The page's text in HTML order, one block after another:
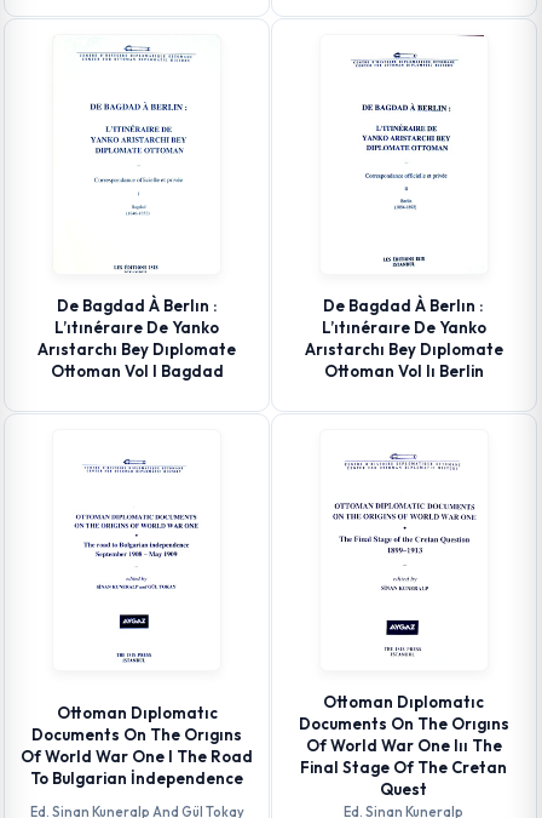
De Bagdad À Berlın :
L’ıtınéraıre De Yanko
Arıstarchı Bey Dıplomate
Ottoman Vol I Bagdad
De Bagdad À Berlın :
L’ıtınéraıre De Yanko
Arıstarchı Bey Dıplomate
Ottoman Vol Iı Berlin
Ottoman Dıplomatıc
Documents On The Orıgıns
Of World War One I The Road
To Bulgarian İndependence
Ed. Sinan Kuneralp And Gül Tokay
Ottoman Dıplomatıc
Documents On The Orıgıns
Of World War One Iıı The
Final Stage Of The Cretan
Quest
Ed. Sinan Kuneralp